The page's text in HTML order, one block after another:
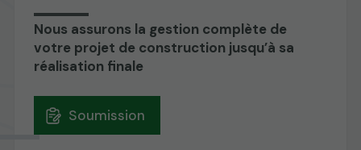
Nous assurons la gestion complète de
votre projet de construction jusqu’à sa
réalisation finale
Soumission